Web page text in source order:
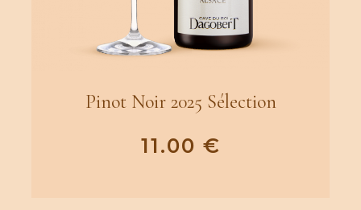
Pinot Noir 2025 Sélection
11.00 €